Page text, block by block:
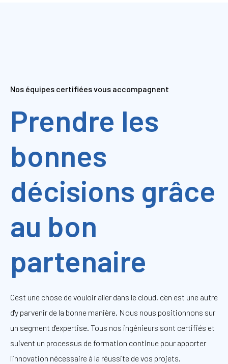
Nos équipes certifiées vous accompagnent
Prendre les
bonnes
décisions grâce
au bon
partenaire
C'est une chose de vouloir aller dans le cloud, c'en est une autre
d'y parvenir de la bonne manière. Nous nous positionnons sur
un segment d'expertise. Tous nos ingénieurs sont certifiés et
suivent un processus de formation continue pour apporter
l'innovation nécessaire à la réussite de vos projets.